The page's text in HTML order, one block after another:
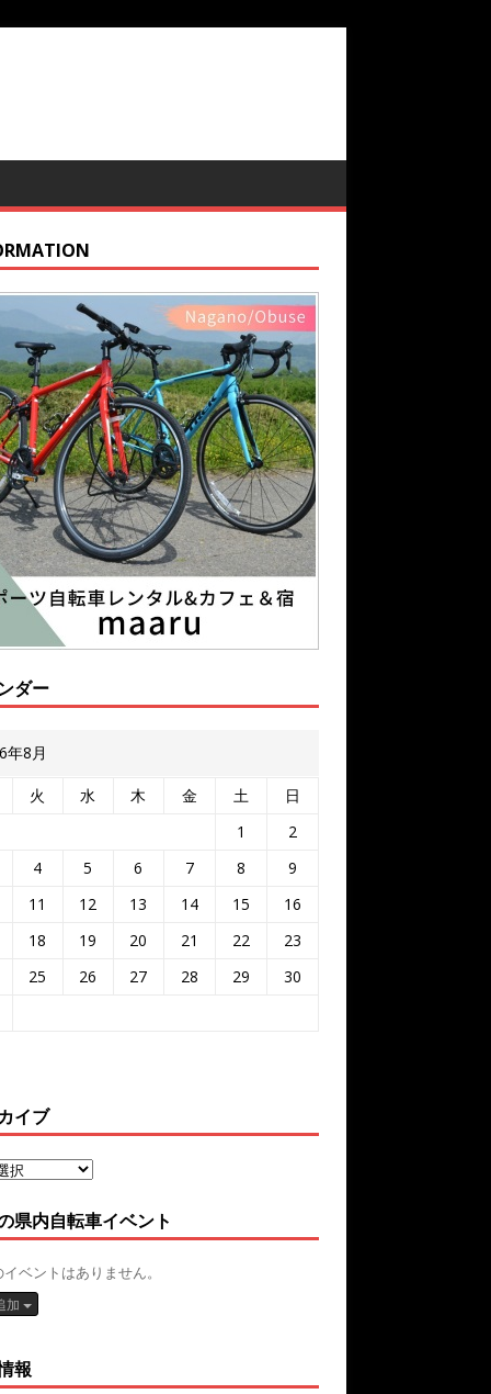
ダー
年8月
火 水 木 金 土
日
1
2
4
5 6 7 8
9
11
12 13 14 15
16
18
19 20 21 22
23
25
26 27 28 29 30
イブ
県内自転車イベント
ベントはありません。
加
報